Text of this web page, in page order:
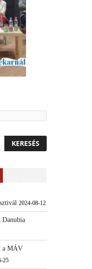
2024-08-12
Danubia
a MÁV
25